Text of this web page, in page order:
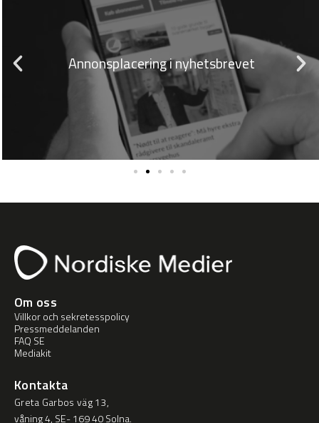
Annonsplacering i nyhetsbrevet
Om oss
Villkor och sekretesspolicy
Pressmeddelanden
FAQ SE
Mediakit
Kontakta
Greta Garbos väg 13,
våning 4, SE- 169 40 Solna.